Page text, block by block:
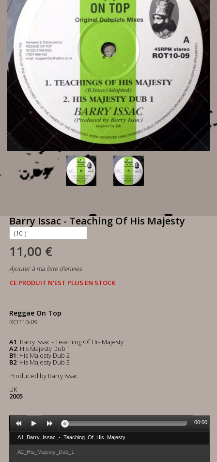
Barry Issac - Teaching Of His Majesty
11,00 €
Ajouter à ma liste d'envies
CE PRODUIT N'EST PLUS EN STOCK
Reggae On Top
ROT10-09
A1: Barry Issac - Teaching Of His Majesty
A2: His Majesty Dub 1
B1: His Majesty Dub 2
B2: His Majesty Dub 3
Produced by Barry Issac
UK
2005
A1_Barry_Issac_-_Teaching_Of_His_Majesty
A2_His_Majesty_Dub_1
00:00